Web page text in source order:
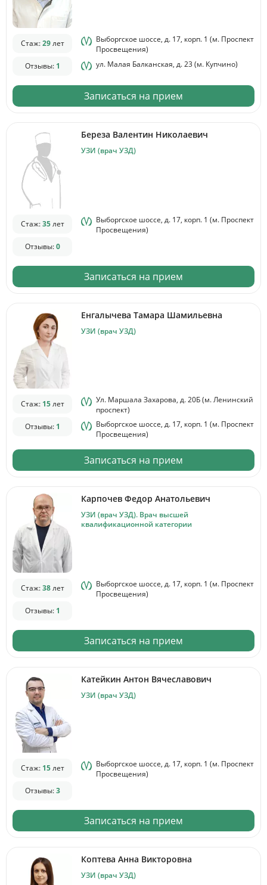
Стаж:29лет
Отзывы: 1
Выборгское шоссе, д. 17, корп. 1 (м. Проспект
Просвещения)
ул. Малая Балканская, д. 23 (м. Купчино)
Записаться на прием
Береза Валентин Николаевич
УЗИ (врач УЗД)
Стаж:35лет
Отзывы:0
Выборгское шоссе, д. 17, корп. 1 (м. Проспект
Просвещения)
Записаться на прием
Енгалычева Тамара Шамильевна
УЗИ (врач УЗД)
Стаж: 15лет
Отзывы: 1
Ул. Маршала Захарова, д. 20Б (м. Ленинский
проспект)
Выборгское шоссе, д. 17, корп. 1 (м. Проспект
Просвещения)
Записаться на прием
Карпочев Федор Анатольевич
УЗИ (врач УЗД). Врач высшей
квалификационной категории
Стаж:38лет
Отзывы: 1
Выборгское шоссе, д. 17, корп. 1 (м. Проспект
Просвещения)
Записаться на прием
Катейкин Антон Вячеславович
УЗИ (врач УЗД)
Стаж: 15лет
Отзывы:3
Выборгское шоссе, д. 17, корп. 1 (м. Проспект
Просвещения)
Записаться на прием
Коптева Анна Викторовна
УЗИ (врач УЗД)